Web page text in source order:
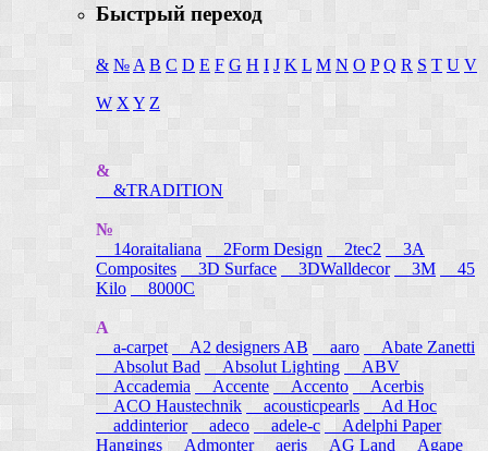
Быстрый переход
& № A B C D E F G H I J K L M N O P Q R S T U V
W X Y Z
&
&TRADITION
№
14oraitaliana
2Form Design 2tec2
3A
Composites
3D Surface 3DWalldecor 3M
45
Kilo
8000C
A
a-carpet
A2 designers AB aaro
Abate Zanetti
Absolut Bad
Absolut Lighting
ABV
Accademia
Accente Accento
Acerbis
ACO Haustechnik
acousticpearls
Ad Hoc
addinterior
adeco adele-c
Adelphi Paper
Hangings Admonter aeris AG Land Agape